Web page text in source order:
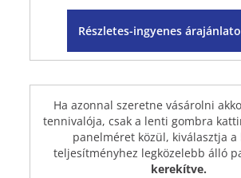
Részletes-ingyenes
Ha azonnal szeretne vásárolni
tennivalója, csak a lenti gombra
panelméret közül, kiválasztja
teljesítményhez legközelebb álló
kerekítve.